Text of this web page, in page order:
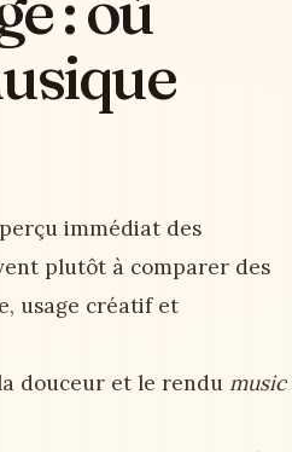
immédiat des
plutôt à comparer des
usage créatif et
douceur et le rendu music